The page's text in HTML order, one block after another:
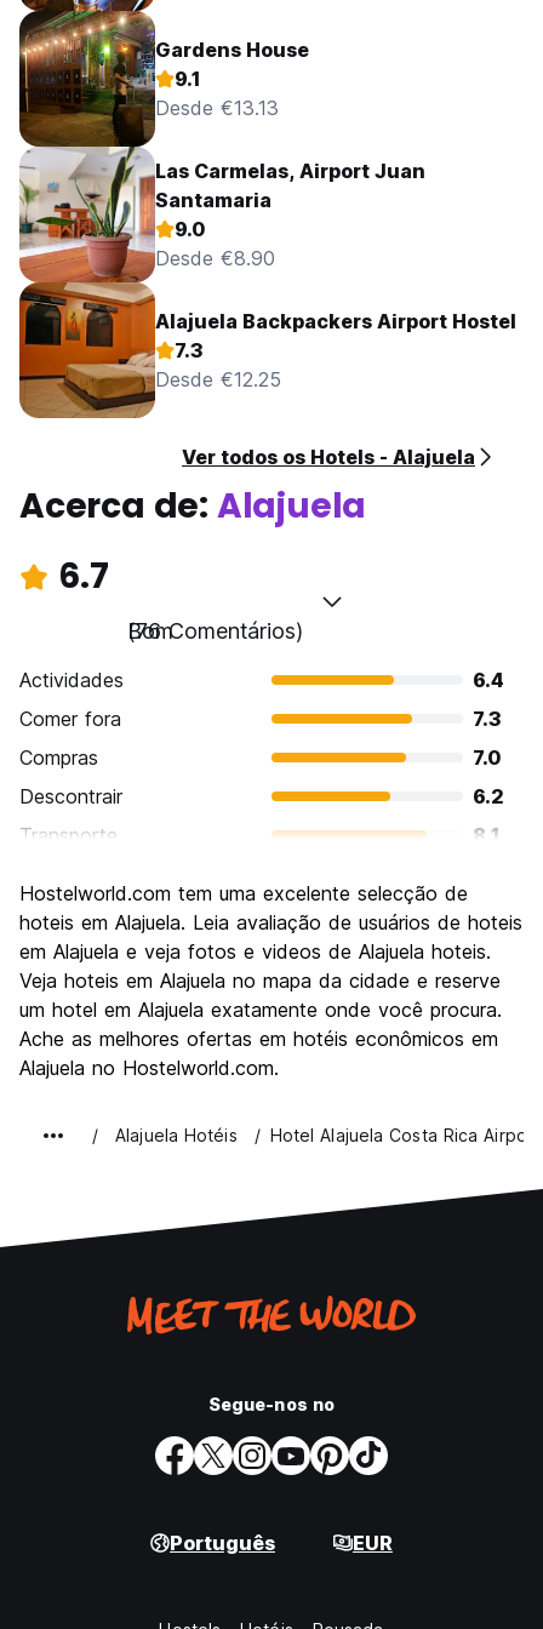
Gardens House
9.1
Desde €13.13
Las Carmelas, Airport Juan
Santamaria
9.0
Desde €8.90
Alajuela Backpackers Airport Hostel
7.3
Desde €12.25
Ver todos os Hotels - Alajuela
Acerca de: Alajuela
6.7
Bom
(76 Comentários)
Actividades
6.4
Comer fora
7.3
Compras
7.0
Descontrair
6.2
Transporte
8.1
Cultura
6.2
Festas / vida noturna
5.9
Custo-beneficio
7.3
Hostelworld.com tem uma excelente selecção de
hoteis em Alajuela. Leia avaliação de usuários de hoteis
em Alajuela e veja fotos e videos de Alajuela hoteis.
Veja hoteis em Alajuela no mapa da cidade e reserve
um hotel em Alajuela exatamente onde você procura.
Ache as melhores ofertas em hotéis econômicos em
Alajuela no Hostelworld.com.
Alajuela Hotéis Hotel Alajuela Costa Rica Airport
Segue-nos no
Português EUR